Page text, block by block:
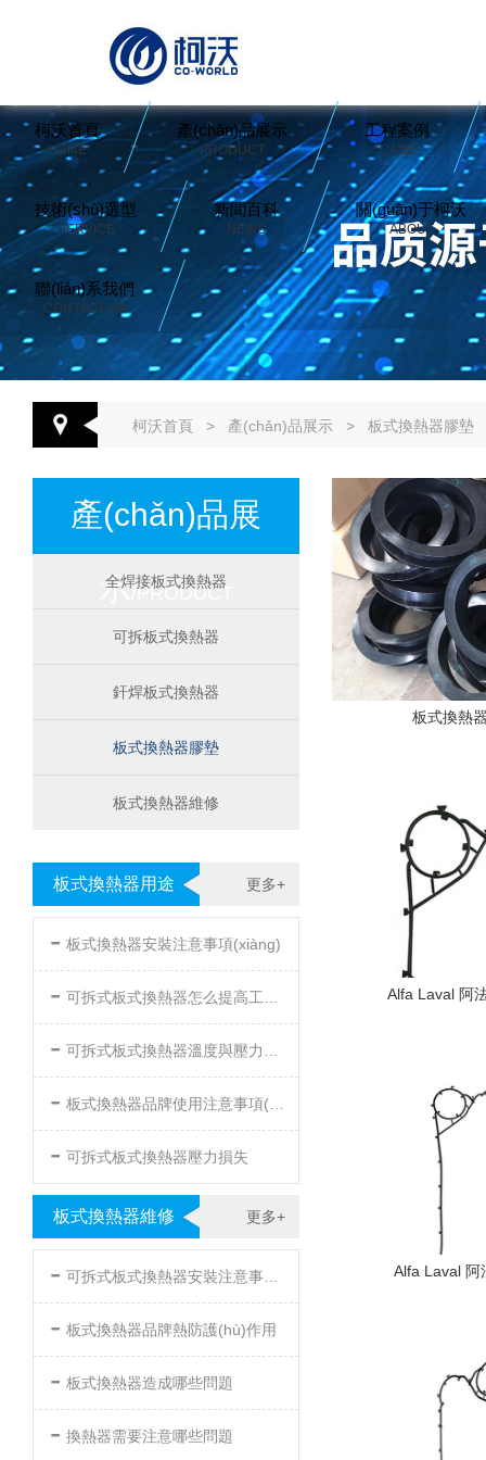
柯沃首頁
HOME
產(chǎn)品展示
PRODUCT
工程案例
CASE
技術(shù)選型
SERVICE
新聞百科
NEWS
關(guān)于柯沃
ABOUT
聯(lián)系我們
CONTACT US
柯沃首頁 > 產(chǎn)品展示 > 板式換熱器膠墊
產(chǎn)品展
示 /PRODUCT
全焊接板式換熱器
可拆板式換熱器
釬焊板式換熱器
板式換熱器膠墊
板式換熱器維修
更多+
板式換熱器用途
- 板式換熱器安裝注意事項(xiàng)
- 可拆式板式換熱器怎么提高工作效率
- 可拆式板式換熱器溫度與壓力的要求
- 板式換熱器品牌使用注意事項(xiàng)
- 可拆式板式換熱器壓力損失
更多+
板式換熱器維修
- 可拆式板式換熱器安裝注意事項(xiàng)
- 板式換熱器品牌熱防護(hù)作用
- 板式換熱器造成哪些問題
- 換熱器需要注意哪些問題
板式換熱
Alfa Laval 阿
Alfa Laval 阿